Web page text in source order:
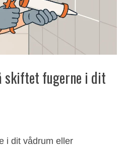
skiftet fugerne i dit
i dit vådrum eller